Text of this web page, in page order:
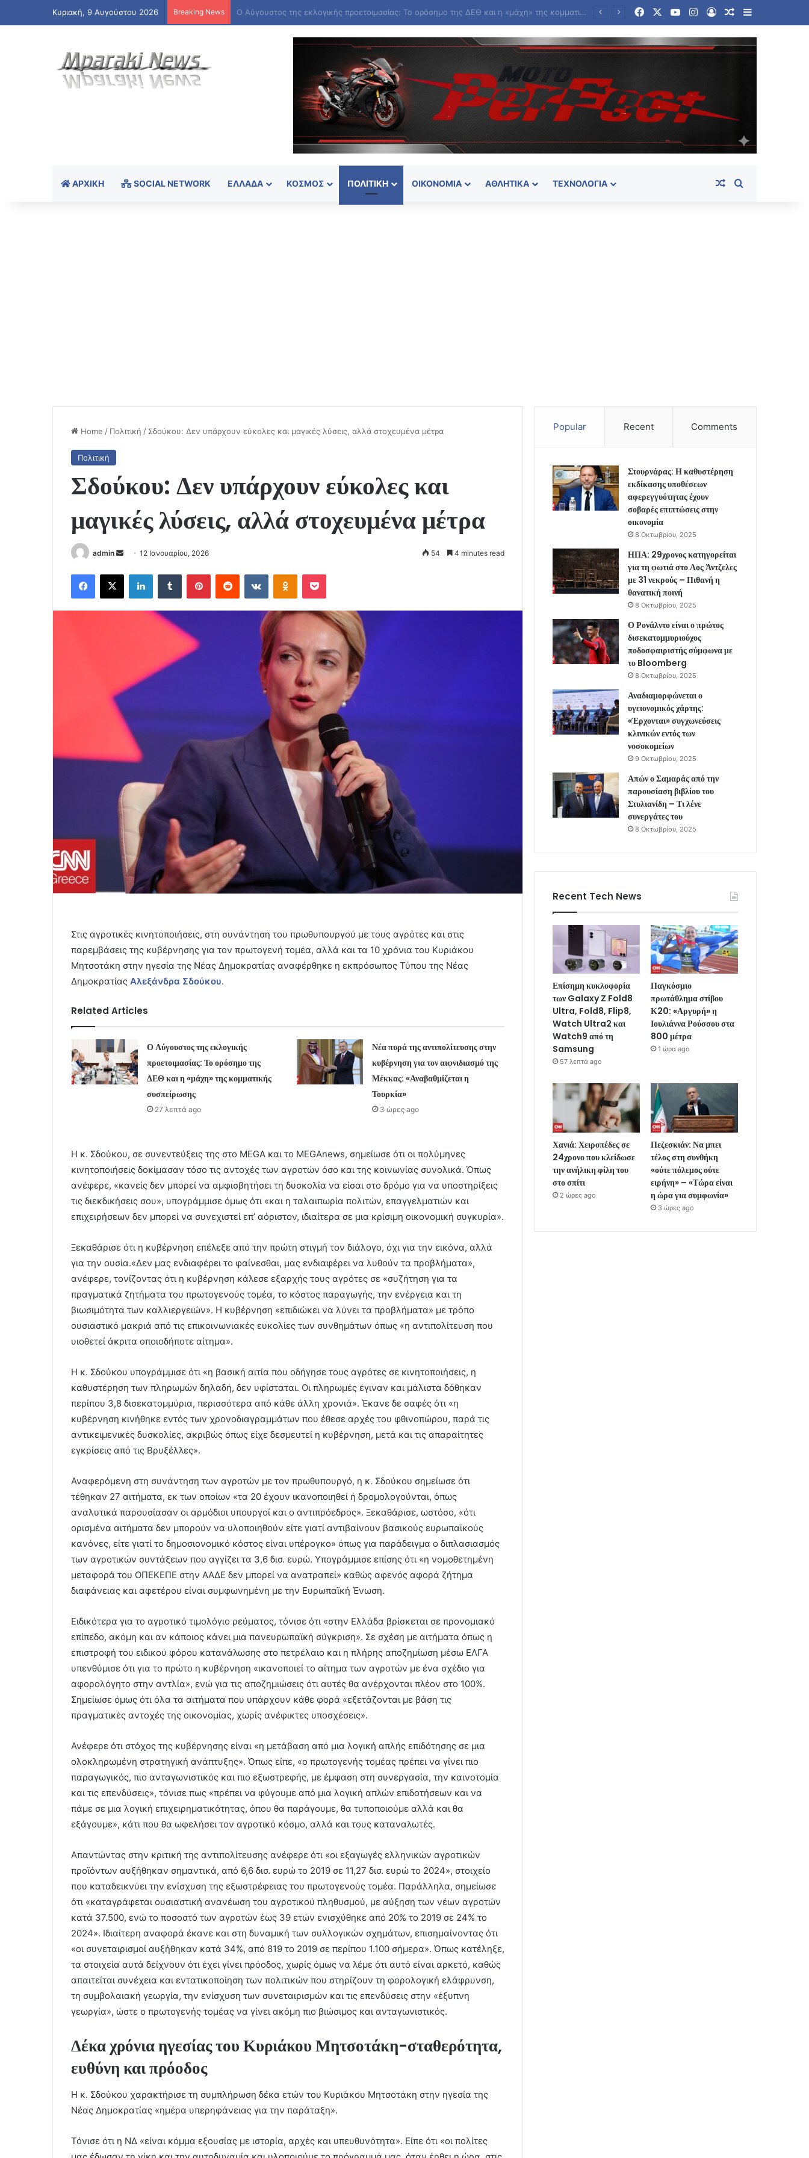
Κυριακή, 9 Αυγούστου 2026 Breaking News Επίσημη κυκλοφορία των Galaxy Z Fold8 Ultra, Fold8, Flip8, Watch Ultra2 και Watch9 από τη Samsung FacebookYouTubeInstagram
Log InRandom Article
Sidebar
ΑΡΧΙΚΉ SOCIAL NETWORK ΕΛΛΆΔΑ ΚΌΣΜΟΣ ΠΟΛΙΤΙΚΉ ΟΙΚΟΝΟΜΊΑ ΑΘΛΗΤΙΚΆ ΤΕΧΝΟΛΟΓΊΑ Random Article
Home / Πολιτική / Σδούκου: Δεν υπάρχουν εύκολες και μαγικές λύσεις, αλλά στοχευμένα μέτρα
Πολιτική
Σδούκου: Δεν υπάρχουν εύκολες και
μαγικές λύσεις, αλλά στοχευμένα μέτρα
admin
Send
email
12 Ιανουαρίου, 2026 54 4 minutes read
Facebook
X LinkedInTumblr PinterestReddit VKontakteOdnoklassniki
Pocket
Στις αγροτικές κινητοποιήσεις, στη συνάντηση του πρωθυπουργού με τους αγρότες και στις
παρεμβάσεις της κυβέρνησης για τον πρωτογενή τομέα, αλλά και τα 10 χρόνια του Κυριάκου
Μητσοτάκη στην ηγεσία της Νέας Δημοκρατίας αναφέρθηκε η εκπρόσωπος Τύπου της Νέας
Δημοκρατίας Αλεξάνδρα Σδούκου.
Related Articles
Ο Αύγουστος της εκλογικής
προετοιμασίας: Το ορόσημο της
ΔΕΘ και η «μάχη» της κομματικής
συσπείρωσης
27 λεπτά ago
Νέα πυρά της αντιπολίτευσης στην
κυβέρνηση για τον αιφνιδιασμό της
Μέκκας: «Αναβαθμίζεται η
Τουρκία»
3 ώρες ago
Η κ. Σδούκου, σε συνεντεύξεις της στο MEGA και το MEGAnews, σημείωσε ότι οι πολύμηνες
κινητοποιήσεις δοκίμασαν τόσο τις αντοχές των αγροτών όσο και της κοινωνίας συνολικά. Όπως
ανέφερε, «κανείς δεν μπορεί να αμφισβητήσει τη δυσκολία να είσαι στο δρόμο για να υποστηρίξεις
τις διεκδικήσεις σου», υπογράμμισε όμως ότι «και η ταλαιπωρία πολιτών, επαγγελματιών και
επιχειρήσεων δεν μπορεί να συνεχιστεί επ’ αόριστον, ιδιαίτερα σε μια κρίσιμη οικονομική συγκυρία».
Ξεκαθάρισε ότι η κυβέρνηση επέλεξε από την πρώτη στιγμή τον διάλογο, όχι για την εικόνα, αλλά
για την ουσία.«Δεν μας ενδιαφέρει το φαίνεσθαι, μας ενδιαφέρει να λυθούν τα προβλήματα»,
ανέφερε, τονίζοντας ότι η κυβέρνηση κάλεσε εξαρχής τους αγρότες σε «συζήτηση για τα
πραγματικά ζητήματα του πρωτογενούς τομέα, το κόστος παραγωγής, την ενέργεια και τη
βιωσιμότητα των καλλιεργειών». Η κυβέρνηση «επιδιώκει να λύνει τα προβλήματα» με τρόπο
ουσιαστικό μακριά από τις επικοινωνιακές ευκολίες των συνθημάτων όπως «η αντιπολίτευση που
υιοθετεί άκριτα οποιοδήποτε αίτημα».
Η κ. Σδούκου υπογράμμισε ότι «η βασική αιτία που οδήγησε τους αγρότες σε κινητοποιήσεις, η
καθυστέρηση των πληρωμών δηλαδή, δεν υφίσταται. Οι πληρωμές έγιναν και μάλιστα δόθηκαν
περίπου 3,8 δισεκατομμύρια, περισσότερα από κάθε άλλη χρονιά». Έκανε δε σαφές ότι «η
κυβέρνηση κινήθηκε εντός των χρονοδιαγραμμάτων που έθεσε αρχές του φθινοπώρου, παρά τις
αντικειμενικές δυσκολίες, ακριβώς όπως είχε δεσμευτεί η κυβέρνηση, μετά και τις απαραίτητες
εγκρίσεις από τις Βρυξέλλες».
Αναφερόμενη στη συνάντηση των αγροτών με τον πρωθυπουργό, η κ. Σδούκου σημείωσε ότι
τέθηκαν 27 αιτήματα, εκ των οποίων «τα 20 έχουν ικανοποιηθεί ή δρομολογούνται, όπως
αναλυτικά παρουσίασαν οι αρμόδιοι υπουργοί και ο αντιπρόεδρος». Ξεκαθάρισε, ωστόσο, «ότι
ορισμένα αιτήματα δεν μπορούν να υλοποιηθούν είτε γιατί αντιβαίνουν βασικούς ευρωπαϊκούς
κανόνες, είτε γιατί το δημοσιονομικό κόστος είναι υπέρογκο» όπως για παράδειγμα ο διπλασιασμός
των αγροτικών συντάξεων που αγγίζει τα 3,6 δισ. ευρώ. Υπογράμμισε επίσης ότι «η νομοθετημένη
μεταφορά του ΟΠΕΚΕΠΕ στην ΑΑΔΕ δεν μπορεί να ανατραπεί» καθώς αφενός αφορά ζήτημα
διαφάνειας και αφετέρου είναι συμφωνημένη με την Ευρωπαϊκή Ένωση.
Ειδικότερα για το αγροτικό τιμολόγιο ρεύματος, τόνισε ότι «στην Ελλάδα βρίσκεται σε προνομιακό
επίπεδο, ακόμη και αν κάποιος κάνει μια πανευρωπαϊκή σύγκριση». Σε σχέση με αιτήματα όπως η
επιστροφή του ειδικού φόρου κατανάλωσης στο πετρέλαιο και η πλήρης αποζημίωση μέσω ΕΛΓΑ
υπενθύμισε ότι για το πρώτο η κυβέρνηση «ικανοποιεί το αίτημα των αγροτών με ένα σχέδιο για
αφορολόγητο στην αντλία», ενώ για τις αποζημιώσεις ότι αυτές θα ανέρχονται πλέον στο 100%.
Σημείωσε όμως ότι όλα τα αιτήματα που υπάρχουν κάθε φορά «εξετάζονται με βάση τις
πραγματικές αντοχές της οικονομίας, χωρίς ανέφικτες υποσχέσεις».
Ανέφερε ότι στόχος της κυβέρνησης είναι «η μετάβαση από μια λογική απλής επιδότησης σε μια
ολοκληρωμένη στρατηγική ανάπτυξης». Όπως είπε, «ο πρωτογενής τομέας πρέπει να γίνει πιο
παραγωγικός, πιο ανταγωνιστικός και πιο εξωστρεφής, με έμφαση στη συνεργασία, την καινοτομία
και τις επενδύσεις», τόνισε πως «πρέπει να φύγουμε από μια λογική απλών επιδοτήσεων και να
πάμε σε μια λογική επιχειρηματικότητας, όπου θα παράγουμε, θα τυποποιούμε αλλά και θα
εξάγουμε», κάτι που θα ωφελήσει τον αγροτικό κόσμο, αλλά και τους καταναλωτές.
Απαντώντας στην κριτική της αντιπολίτευσης ανέφερε ότι «οι εξαγωγές ελληνικών αγροτικών
προϊόντων αυξήθηκαν σημαντικά, από 6,6 δισ. ευρώ το 2019 σε 11,27 δισ. ευρώ το 2024», στοιχείο
που καταδεικνύει την ενίσχυση της εξωστρέφειας του πρωτογενούς τομέα. Παράλληλα, σημείωσε
ότι «καταγράφεται ουσιαστική ανανέωση του αγροτικού πληθυσμού, με αύξηση των νέων αγροτών
κατά 37.500, ενώ το ποσοστό των αγροτών έως 39 ετών ενισχύθηκε από 20% το 2019 σε 24% το
2024». Ιδιαίτερη αναφορά έκανε και στη δυναμική των συλλογικών σχημάτων, επισημαίνοντας ότι
«οι συνεταιρισμοί αυξήθηκαν κατά 34%, από 819 το 2019 σε περίπου 1.100 σήμερα». Όπως κατέληξε,
τα στοιχεία αυτά δείχνουν ότι έχει γίνει πρόοδος, χωρίς όμως να λέμε ότι αυτό είναι αρκετό, καθώς
απαιτείται συνέχεια και εντατικοποίηση των πολιτικών που στηρίζουν τη φορολογική ελάφρυνση,
τη συμβολαιακή γεωργία, την ενίσχυση των συνεταιρισμών και τις επενδύσεις στην «έξυπνη
γεωργία», ώστε ο πρωτογενής τομέας να γίνει ακόμη πιο βιώσιμος και ανταγωνιστικός.
Δέκα χρόνια ηγεσίας του Κυριάκου Μητσοτάκη-σταθερότητα,
ευθύνη και πρόοδος
Η κ. Σδούκου χαρακτήρισε τη συμπλήρωση δέκα ετών του Κυριάκου Μητσοτάκη στην ηγεσία της
Νέας Δημοκρατίας «ημέρα υπερηφάνειας για την παράταξη».
Τόνισε ότι η ΝΔ «είναι κόμμα εξουσίας με ιστορία, αρχές και υπευθυνότητα». Είπε ότι «οι πολίτες
Popular Recent Comments
Στουρνάρας: Η καθυστέρηση
εκδίκασης υποθέσεων
αφερεγγυότητας έχουν
σοβαρές επιπτώσεις στην
οικονομία
8 Οκτωβρίου, 2025
ΗΠΑ: 29χρονος κατηγορείται
για τη φωτιά στο Λος Άντζελες
με 31 νεκρούς – Πιθανή η
θανατική ποινή
8 Οκτωβρίου, 2025
Ο Ρονάλντο είναι ο πρώτος
δισεκατομμυριούχος
ποδοσφαιριστής σύμφωνα με
το Bloomberg
8 Οκτωβρίου, 2025
Αναδιαμορφώνεται ο
υγειονομικός χάρτης:
«Έρχονται» συγχωνεύσεις
κλινικών εντός των
νοσοκομείων
9 Οκτωβρίου, 2025
Απών ο Σαμαράς από την
παρουσίαση βιβλίου του
Στυλιανίδη – Τι λένε
συνεργάτες του
8 Οκτωβρίου, 2025
Recent Tech News
Επίσημη κυκλοφορία
των Galaxy Z Fold8
Ultra, Fold8, Flip8,
Watch Ultra2 και
Watch9 από τη
Samsung
57 λεπτά ago
Παγκόσμιο
πρωτάθλημα στίβου
Κ20: «Αργυρή» η
Ιουλιάννα Ρούσσου στα
800 μέτρα
1 ώρα ago
Χανιά: Χειροπέδες σε
24χρονο που κλείδωσε
την ανήλικη φίλη του
στο σπίτι
2 ώρες ago
Πεζεσκιάν: Να μπει
τέλος στη συνθήκη
«ούτε πόλεμος ούτε
ειρήνη» – «Τώρα είναι
η ώρα για συμφωνία»
3 ώρες ago